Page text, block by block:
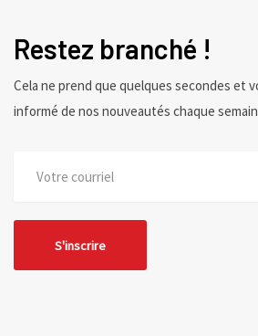
Restez branché !
Cela ne prend que quelques secondes et
informé de nos nouveautés chaque